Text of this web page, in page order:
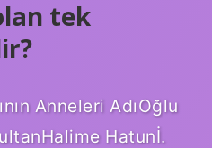
tek
Anneleri AdıOğlu
Hatunİ.